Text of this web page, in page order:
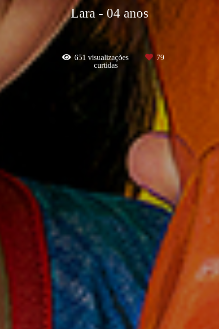
Lara - 04 anos
651 visualizações
79
curtidas